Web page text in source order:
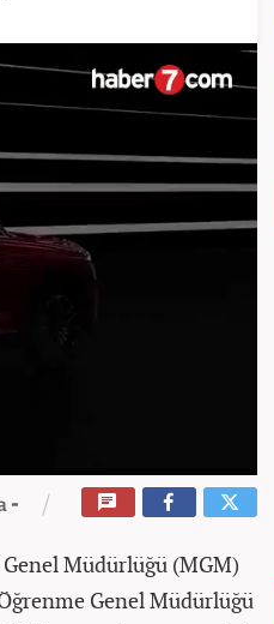
Genel Müdürlüğü (MGM)
Genel Müdürlüğü